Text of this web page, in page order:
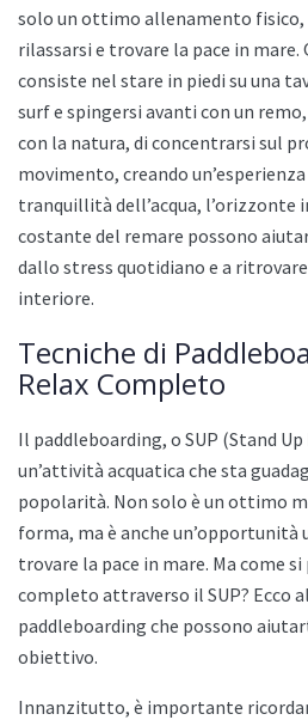
solo un ottimo allenamento fisico,
rilassarsi e trovare la pace in mare.
consiste nel stare in piedi su una
surf e spingersi avanti con un
con la natura, di concentrarsi sul
movimento, creando
tranquillità dell’acqua,
costante del remare possono
dallo stress quotidiano e a ritrovare
interiore.
Tecniche di
Relax Completo
Il paddleboarding, o SUP (Stand
un’attività acquatica che sta
popolarità. Non solo è un ottimo
forma, ma è anche un’opportunità
trovare la pace in mare. Ma come
completo attraverso il SUP? Ecco
paddleboarding che possono
obiettivo.
Innanzitutto, è importante